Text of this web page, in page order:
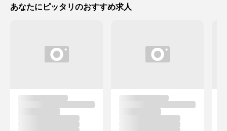
あなたにピッタリのおすすめ求人